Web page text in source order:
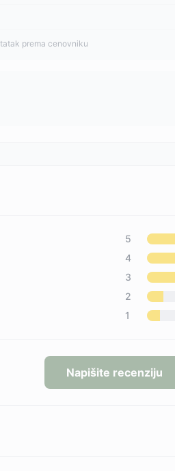
prema cenovniku
5
4
3
2
1
Napišite recenziju